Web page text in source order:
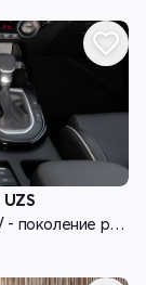
UZS
Kia Cerato IV - поколение рестайлинг